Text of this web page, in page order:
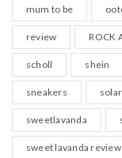
mum to be
review ROCK
scholl shein
sneakers
sweetlavanda
sweet lavanda review